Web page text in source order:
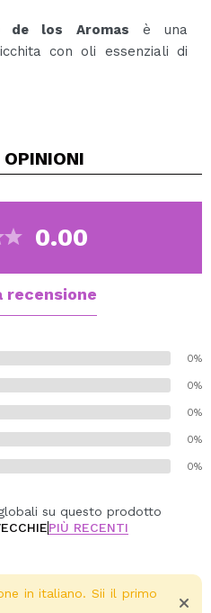
de los Aromas è una
con oli essenziali di
profumare gli spazi e
il bastoncino deve essere
i sensi, a donare
un ambiente pulito
hai bisogno di chiarezza
OPINIONI
0.00
recensione
0%
0%
0%
0%
0%
su questo prodotto
PIÙ RECENTI
in italiano. Sii il primo